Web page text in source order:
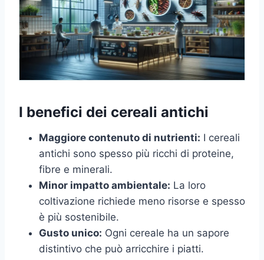
I benefici dei cereali antichi
Maggiore contenuto di nutrienti: I cereali
antichi sono spesso più ricchi di proteine,
fibre e minerali.
Minor impatto ambientale: La loro
coltivazione richiede meno risorse e spesso
è più sostenibile.
Gusto unico: Ogni cereale ha un sapore
distintivo che può arricchire i piatti.